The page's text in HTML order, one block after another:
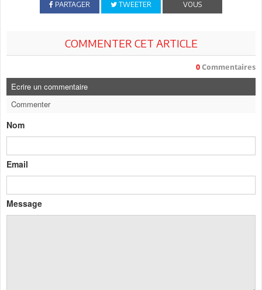
PARTAGER TWEETER
VOUS
COMMENTER CET ARTICLE
0 Commentaires
Ecrire un commentaire
Commenter
Nom
Email
Message